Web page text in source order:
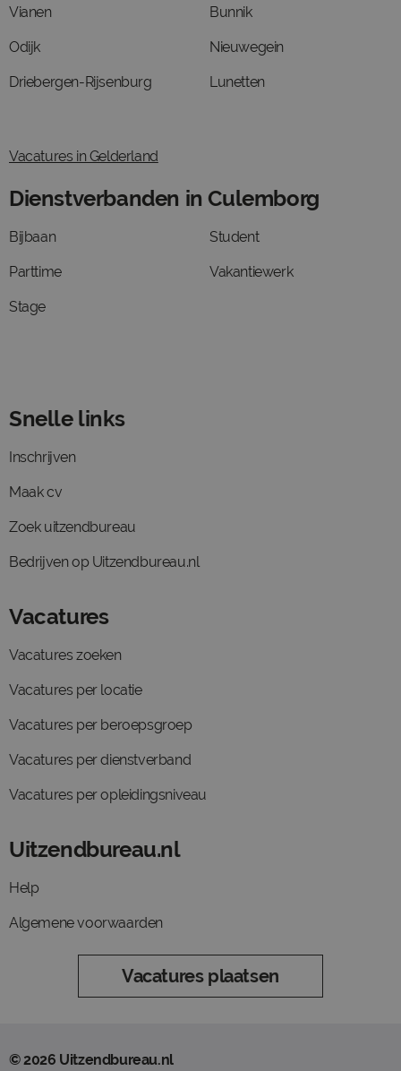
Vianen
Odijk
Driebergen-Rijsenburg
Bunnik
Nieuwegein
Lunetten
Vacatures in Gelderland
Dienstverbanden in Culemborg
Bijbaan
Parttime
Stage
Student
Vakantiewerk
Snelle links
Inschrijven
Maak cv
Zoek uitzendbureau
Bedrijven op Uitzendbureau.nl
Vacatures
Vacatures zoeken
Vacatures per locatie
Vacatures per beroepsgroep
Vacatures per dienstverband
Vacatures per opleidingsniveau
Uitzendbureau.nl
Help
Algemene voorwaarden
Vacatures plaatsen
© 2026 Uitzendbureau.nl